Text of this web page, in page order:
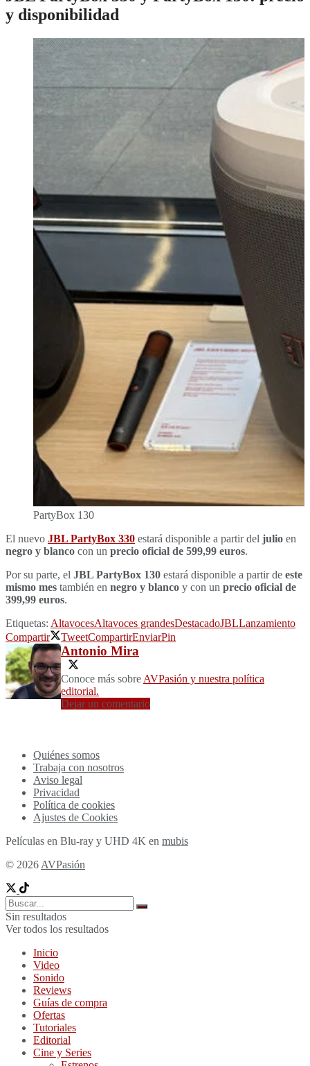
y disponibilidad
PartyBox 130
El nuevo JBL PartyBox 330 estará disponible a partir del julio en
negro y blanco con un precio oficial de 599,99 euros.
Por su parte, el JBL PartyBox 130 estará disponible a partir de este
mismo mes también en negro y blanco y con un precio oficial de
399,99 euros.
Etiquetas: AltavocesAltavoces grandesDestacadoJBLLanzamiento
Compartir
TweetCompartirEnviarPin
Antonio Mira
Conoce más sobre AVPasión y nuestra política
editorial.
Dejar un comentario
Quiénes somos
Trabaja con nosotros
Aviso legal
Privacidad
Política de cookies
Ajustes de Cookies
Películas en Blu-ray y UHD 4K en mubis
© 2026 AVPasión
Sin resultados
Ver todos los resultados
Inicio
Video
Sonido
Reviews
Guías de compra
Ofertas
Tutoriales
Editorial
Cine y Series